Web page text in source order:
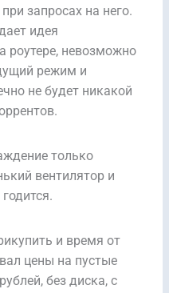
запросах на него.
идея
роутере, невозможно
режим и
не будет никакой
только
вентилятор и
и время от
цены на пустые
без диска, с